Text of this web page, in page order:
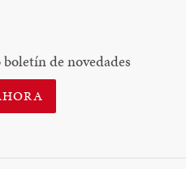
de novedades